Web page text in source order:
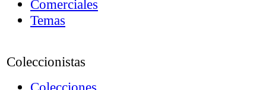
Comerciales
Temas
Coleccionistas